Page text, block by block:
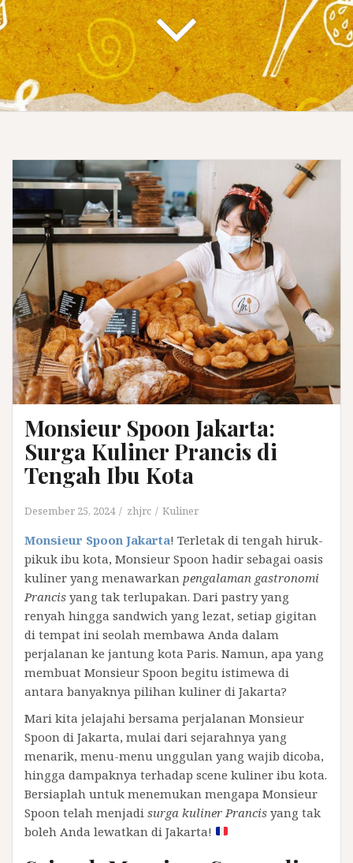
Monsieur Spoon Jakarta:
Surga Kuliner Prancis di
Tengah Ibu Kota
Desember 25, 2024 zhjrc Kuliner
Monsieur Spoon Jakarta! Terletak di tengah hiruk-
pikuk ibu kota, Monsieur Spoon hadir sebagai oasis
kuliner yang menawarkan pengalaman gastronomi
Prancis yang tak terlupakan. Dari pastry yang
renyah hingga sandwich yang lezat, setiap gigitan
di tempat ini seolah membawa Anda dalam
perjalanan ke jantung kota Paris. Namun, apa yang
membuat Monsieur Spoon begitu istimewa di
antara banyaknya pilihan kuliner di Jakarta?
Mari kita jelajahi bersama perjalanan Monsieur
Spoon di Jakarta, mulai dari sejarahnya yang
menarik, menu-menu unggulan yang wajib dicoba,
hingga dampaknya terhadap scene kuliner ibu kota.
Bersiaplah untuk menemukan mengapa Monsieur
Spoon telah menjadi surga kuliner Prancis yang tak
boleh Anda lewatkan di Jakarta!